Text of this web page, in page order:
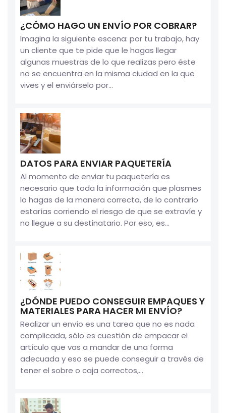
¿CÓMO HAGO UN ENVÍO POR COBRAR?
Imagina la siguiente escena: por tu trabajo, hay
un cliente que te pide que le hagas llegar
algunas muestras de lo que realizas pero éste
no se encuentra en la misma ciudad en la que
vives y el enviárselo por...
DATOS PARA ENVIAR PAQUETERÍA
Al momento de enviar tu paquetería es
necesario que toda la información que plasmes
lo hagas de la manera correcta, de lo contrario
estarías corriendo el riesgo de que se extravíe y
no llegue a su destinatario. Por eso, es...
¿DÓNDE PUEDO CONSEGUIR EMPAQUES Y
MATERIALES PARA HACER MI ENVÍO?
Realizar un envío es una tarea que no es nada
complicada, sólo es cuestión de empacar el
artículo que vas a mandar de una forma
adecuada y eso se puede conseguir a través de
tener el sobre o caja correctos,...